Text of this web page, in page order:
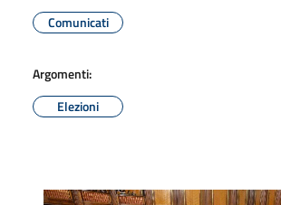
Comunicati
Argomenti:
Elezioni